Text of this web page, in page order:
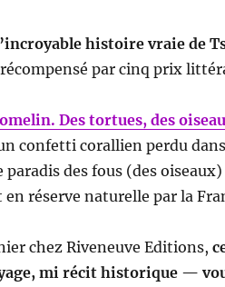
histoire vraie de
par cinq prix
Des tortues, des
confetti corallien perdu
des fous (des
en réserve naturelle par la
chez Riveneuve Editions,
mi récit historique —